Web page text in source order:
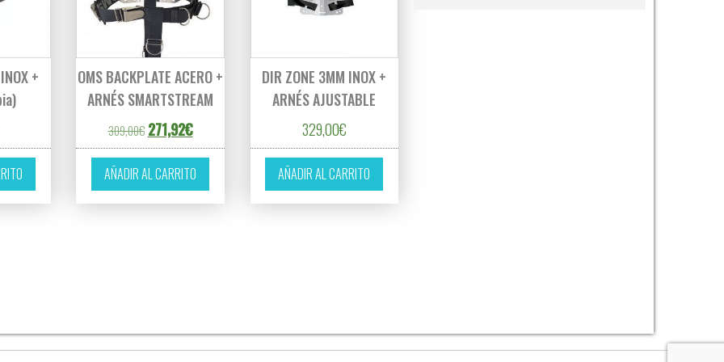
variantes. Las opciones se pueden elegir en la página de producto
+
OMS BACKPLATE ACERO +
ARNÉS SMARTSTREAM
309,00€ El precio original era: 309,00€.
271,92€El precio actual es: 271,92€.
AÑADIR AL CARRITO
DIR ZONE 3MM INOX +
ARNÉS AJUSTABLE
329,00€
AÑADIR AL CARRITO